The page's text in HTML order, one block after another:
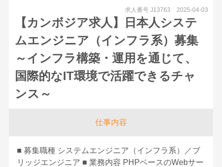
【カンボジア求人】日本人システ
ムエンジニア（インフラ系）募集
～インフラ構築・運用を通じて、
国際的なIT環境で活躍できるチャ
ンス～
求人番号 J13763 2025-04-03
仕事内容
■ 募集職種 システムエンジニア（インフラ系）／ブ
リッジエンジニア ■ 業務内容 PHPベースのWebサー